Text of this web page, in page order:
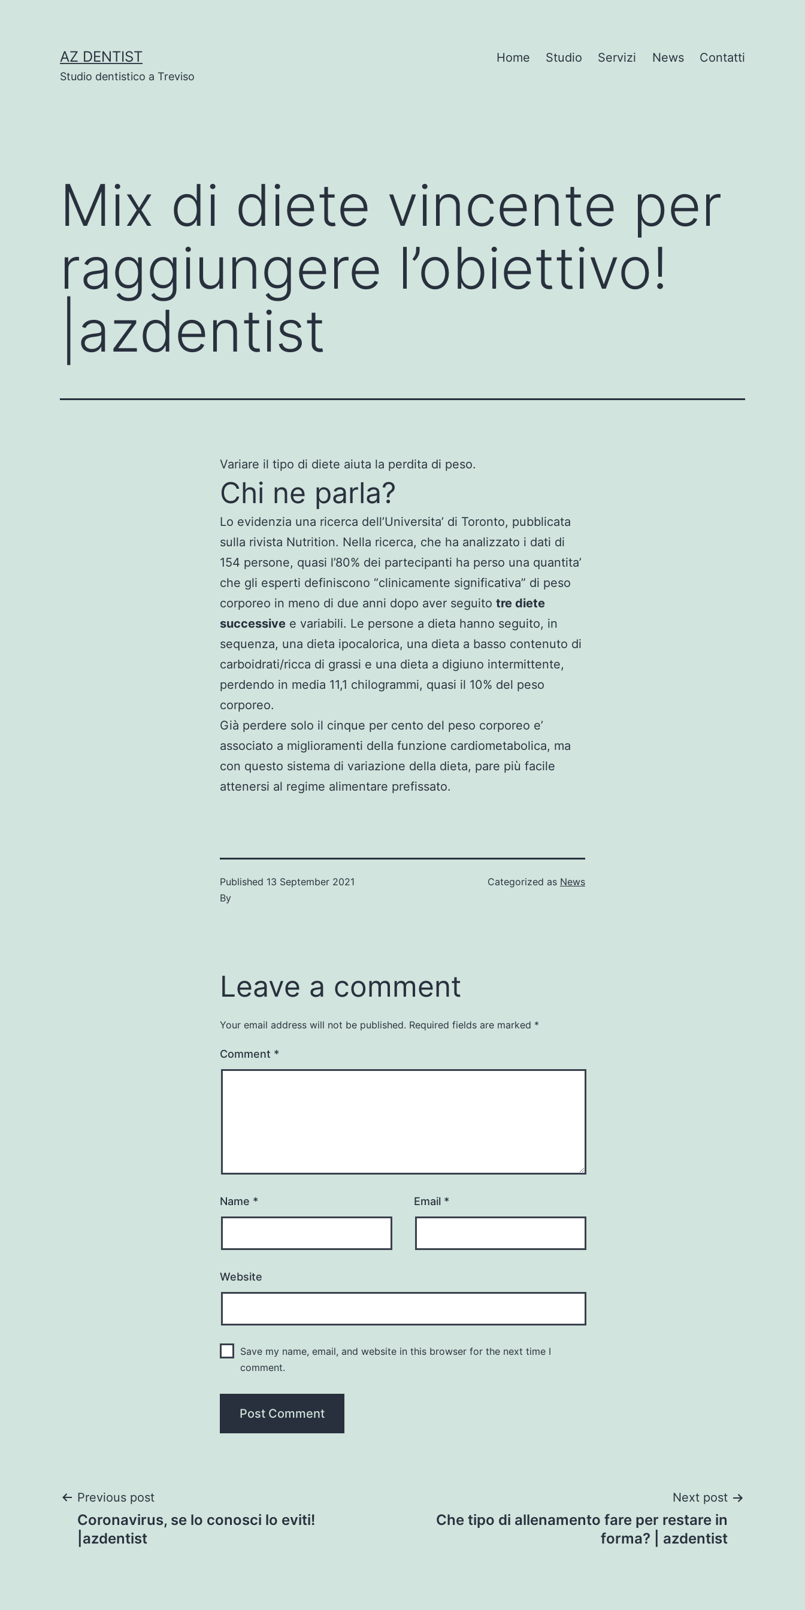
AZ DENTIST
Studio dentistico a Treviso
Home Studio Servizi News Contatti
Mix di diete vincente per
raggiungere l’obiettivo!
|azdentist
Variare il tipo di diete aiuta la perdita di peso.
Chi ne parla?
Lo evidenzia una ricerca dell’Universita’ di Toronto, pubblicata
sulla rivista Nutrition. Nella ricerca, che ha analizzato i dati di
154 persone, quasi l’80% dei partecipanti ha perso una quantita’
che gli esperti definiscono “clinicamente significativa” di peso
corporeo in meno di due anni dopo aver seguito tre diete
successive e variabili. Le persone a dieta hanno seguito, in
sequenza, una dieta ipocalorica, una dieta a basso contenuto di
carboidrati/ricca di grassi e una dieta a digiuno intermittente,
perdendo in media 11,1 chilogrammi, quasi il 10% del peso
corporeo.
Già perdere solo il cinque per cento del peso corporeo e’
associato a miglioramenti della funzione cardiometabolica, ma
con questo sistema di variazione della dieta, pare più facile
attenersi al regime alimentare prefissato.
Published 13 September 2021
By
Categorized as News
Leave a comment
Your email address will not be published. Required fields are marked *
Comment *
Name * Email *
Website
Save my name, email, and website in this browser for the next time I
comment.
Post
navigation
Previous post
Coronavirus, se lo conosci lo eviti!
|azdentist
Next post
Che tipo di allenamento fare per restare in
forma? | azdentist